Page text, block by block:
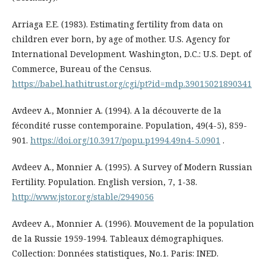
Arriaga E.E. (1983). Estimating fertility from data on
children ever born, by age of mother. U.S. Agency for
International Development. Washington, D.C.: U.S. Dept. of
Commerce, Bureau of the Census.
https://babel.hathitrust.org/cgi/pt?id=mdp.39015021890341
Avdeev A., Monnier A. (1994). A la découverte de la
fécondité russe contemporaine. Population, 49(4-5), 859-
901. https://doi.org/10.3917/popu.p1994.49n4-5.0901 .
Avdeev A., Monnier A. (1995). A Survey of Modern Russian
Fertility. Population. English version, 7, 1-38.
http://www.jstor.org/stable/2949056
Avdeev A., Monnier A. (1996). Mouvement de la population
de la Russie 1959-1994. Tableaux démographiques.
Collection: Données statistiques, No.1. Paris: INED.